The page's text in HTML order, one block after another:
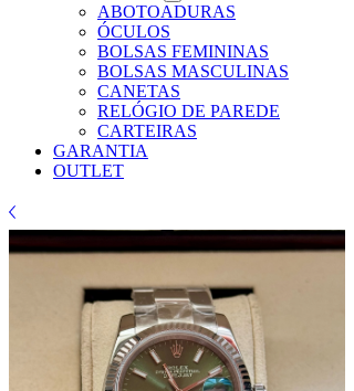
ABOTOADURAS
ÓCULOS
BOLSAS FEMININAS
BOLSAS MASCULINAS
CANETAS
RELÓGIO DE PAREDE
CARTEIRAS
GARANTIA
OUTLET